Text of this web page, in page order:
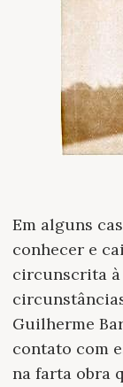
Em alguns
conhecer e
circunscrita à
Guilherme
contato com
na farta obra